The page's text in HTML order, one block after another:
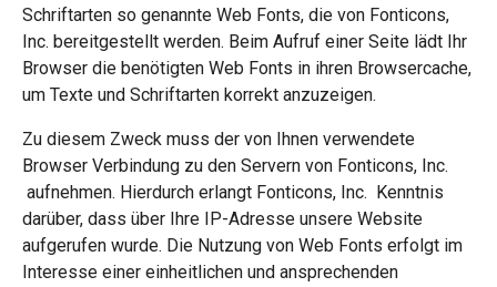
Schriftarten so genannte Web Fonts, die von Fonticons,
Inc. bereitgestellt werden. Beim Aufruf einer Seite lädt Ihr
Browser die benötigten Web Fonts in ihren Browsercache,
um Texte und Schriftarten korrekt anzuzeigen.
Zu diesem Zweck muss der von Ihnen verwendete
Browser Verbindung zu den Servern von Fonticons, Inc.
aufnehmen. Hierdurch erlangt Fonticons, Inc. Kenntnis
darüber, dass über Ihre IP-Adresse unsere Website
aufgerufen wurde. Die Nutzung von Web Fonts erfolgt im
Interesse einer einheitlichen und ansprechenden